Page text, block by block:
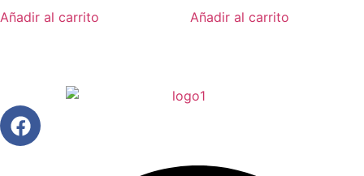
Añadir al carrito Añadir al carrito